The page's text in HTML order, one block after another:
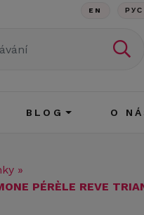
EN РУС
BLOG O
»
PÉRÈLE REVE